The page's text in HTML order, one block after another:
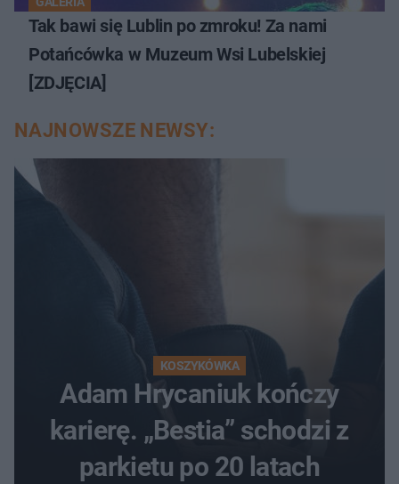
Tak bawi się Lublin po zmroku! Za nami
Potańcówka w Muzeum Wsi Lubelskiej
[ZDJĘCIA]
NAJNOWSZE NEWSY:
KOSZYKÓWKA
Adam Hrycaniuk kończy
karierę. „Bestia” schodzi z
parkietu po 20 latach